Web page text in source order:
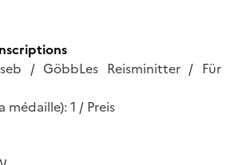
/ GöbbLes Reisminitter / Für
médaille): 1 / Preis